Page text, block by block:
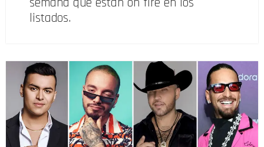
listados.